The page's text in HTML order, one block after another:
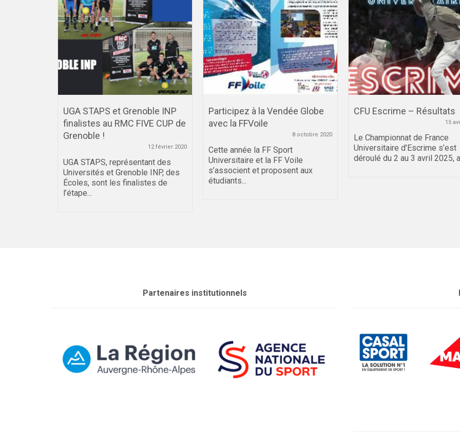
UGA STAPS et Grenoble INP
finalistes au RMC FIVE CUP de
Grenoble !
12 février 2020
UGA STAPS, représentant des
Universités et Grenoble INP, des
Écoles, sont les finalistes de
l’étape...
Participez à la Vendée Globe
avec la FFVoile
8 octobre 2020
Cette année la FF Sport
Universitaire et la FF Voile
s’associent et proposent aux
étudiants...
CFU Escrime – Résultats
15
Le Championnat de France
Universitaire d’Escrime s’est
déroulé du 2 au 3 avril 2025,
Partenaires institutionnels